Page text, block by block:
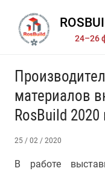
24–26
материалов
RosBuild
25 / 02 / 2020
В работе